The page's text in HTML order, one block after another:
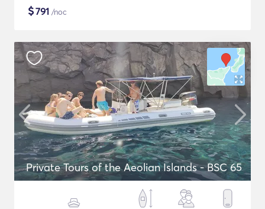
$791 /noc
Private Tours of the Aeolian Islands - BSC 65